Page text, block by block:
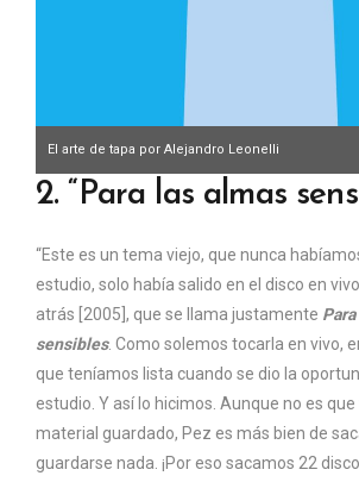
El arte de tapa por Alejandro Leonelli
2. “Para las almas
“Este es un tema viejo, que nunca
estudio, solo había salido en el disco en
atrás [2005], que se llama justamente
sensibles. Como solemos tocarla en vivo,
que teníamos lista cuando se dio la
estudio. Y así lo hicimos. Aunque no es
material guardado, Pez es más bien de
guardarse nada. ¡Por eso sacamos 22